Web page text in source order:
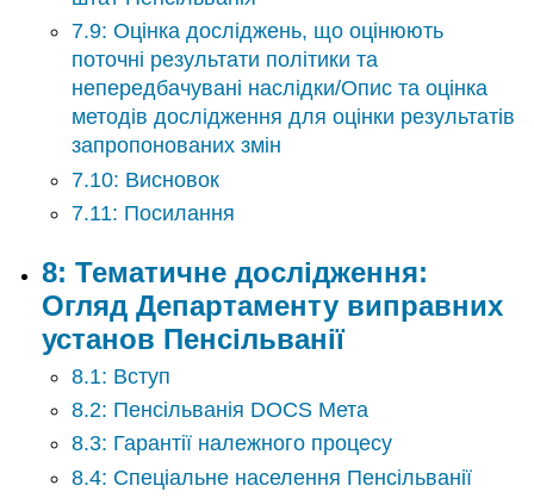
Глосарій
7.9: Оцінка досліджень, що оцінюють
поточні результати політики та
непередбачувані наслідки/Опис та оцінка
методів дослідження для оцінки результатів
запропонованих змін
7.10: Висновок
7.11: Посилання
8: Тематичне дослідження:
Огляд Департаменту виправних
установ Пенсільванії
8.1: Вступ
8.2: Пенсільванія DOCS Мета
8.3: Гарантії належного процесу
8.4: Спеціальне населення Пенсільванії